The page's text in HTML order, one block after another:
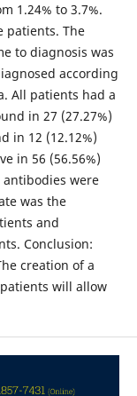
1.24% to 3.7%.
patients. The
to diagnosis was
according
All patients had a
in 27 (27.27%)
in 12 (12.12%)
in 56 (56.56%)
were
was the
and
Conclusion:
creation of a
will allow